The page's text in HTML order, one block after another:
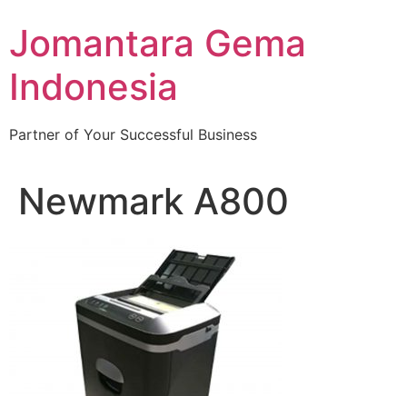
content
Jomantara Gema
Indonesia
Partner of Your Successful Business
Newmark A800